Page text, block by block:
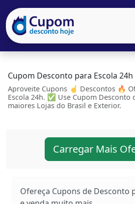
Cupom Desconto para Escola 24h
Aproveite Cupons ☝ Descontos 🔥
Escola 24h. ✅ Use Cupom Desconto
maiores Lojas do Brasil e Exterior.
Carregar Mais
Ofereça Cupons de Desconto